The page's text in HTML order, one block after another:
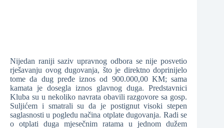
Nijedan raniji saziv upravnog odbora se nije posvetio
rješavanju ovog dugovanja, što je direktno doprinijelo
tome da dug pređe iznos od 900.000,00 KM; sama
kamata je dosegla iznos glavnog duga. Predstavnici
Kluba su u nekoliko navrata obavili razgovore sa gosp.
Suljićem i smatrali su da je postignut visoki stepen
saglasnosti u pogledu načina otplate dugovanja. Radi se
o otplati duga mjesečnim ratama u jednom dužem